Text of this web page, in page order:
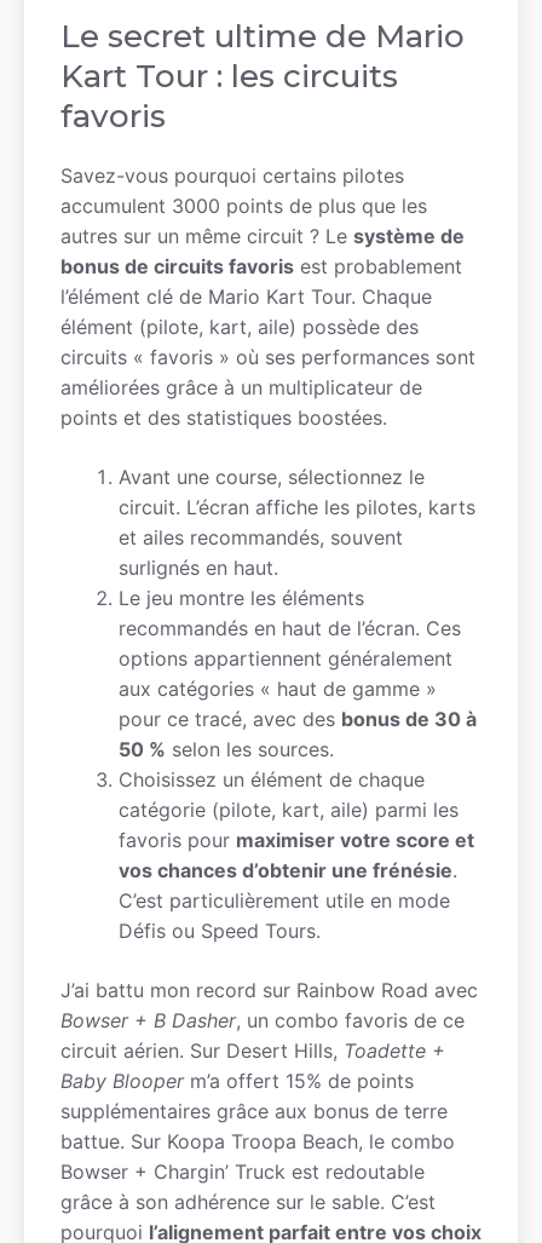
Le secret ultime de Mario
Kart Tour : les circuits
favoris
Savez-vous pourquoi certains pilotes
accumulent 3000 points de plus que les
autres sur un même circuit ? Le système de
bonus de circuits favoris est probablement
l’élément clé de Mario Kart Tour. Chaque
élément (pilote, kart, aile) possède des
circuits « favoris » où ses performances sont
améliorées grâce à un multiplicateur de
points et des statistiques boostées.
Avant une course, sélectionnez le
circuit. L’écran affiche les pilotes, karts
et ailes recommandés, souvent
surlignés en haut.
Le jeu montre les éléments
recommandés en haut de l’écran. Ces
options appartiennent généralement
aux catégories « haut de gamme »
pour ce tracé, avec des bonus de 30 à
50 % selon les sources.
Choisissez un élément de chaque
catégorie (pilote, kart, aile) parmi les
favoris pour maximiser votre score et
vos chances d’obtenir une frénésie.
C’est particulièrement utile en mode
Défis ou Speed Tours.
J’ai battu mon record sur Rainbow Road avec
Bowser + B Dasher, un combo favoris de ce
circuit aérien. Sur Desert Hills, Toadette +
Baby Blooperm’a offert 15% de points
supplémentaires grâce aux bonus de terre
battue. Sur Koopa Troopa Beach, le combo
Bowser + Chargin’ Truck est redoutable
grâce à son adhérence sur le sable. C’est
pourquoi l’alignement parfait entre vos choix